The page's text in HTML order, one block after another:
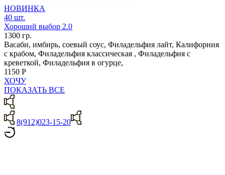
НОВИНКА
40 шт.
Хороший выбор 2.0
1300 гр.
Васаби, имбирь, соевый соус, Филадельфия лайт, Калифорния
с крабом, Филадельфия классическая , Филадельфия с
креветкой, Филадельфия в огурце,
1150 Р
ХОЧУ
ПОКАЗАТЬ ВСЕ
8(912)023-15-20